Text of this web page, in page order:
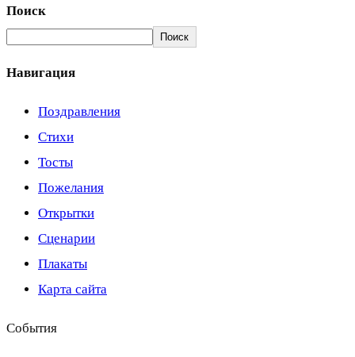
Поиск
Поиск
Навигация
Поздравления
Стихи
Тосты
Пожелания
Открытки
Сценарии
Плакаты
Карта сайта
События